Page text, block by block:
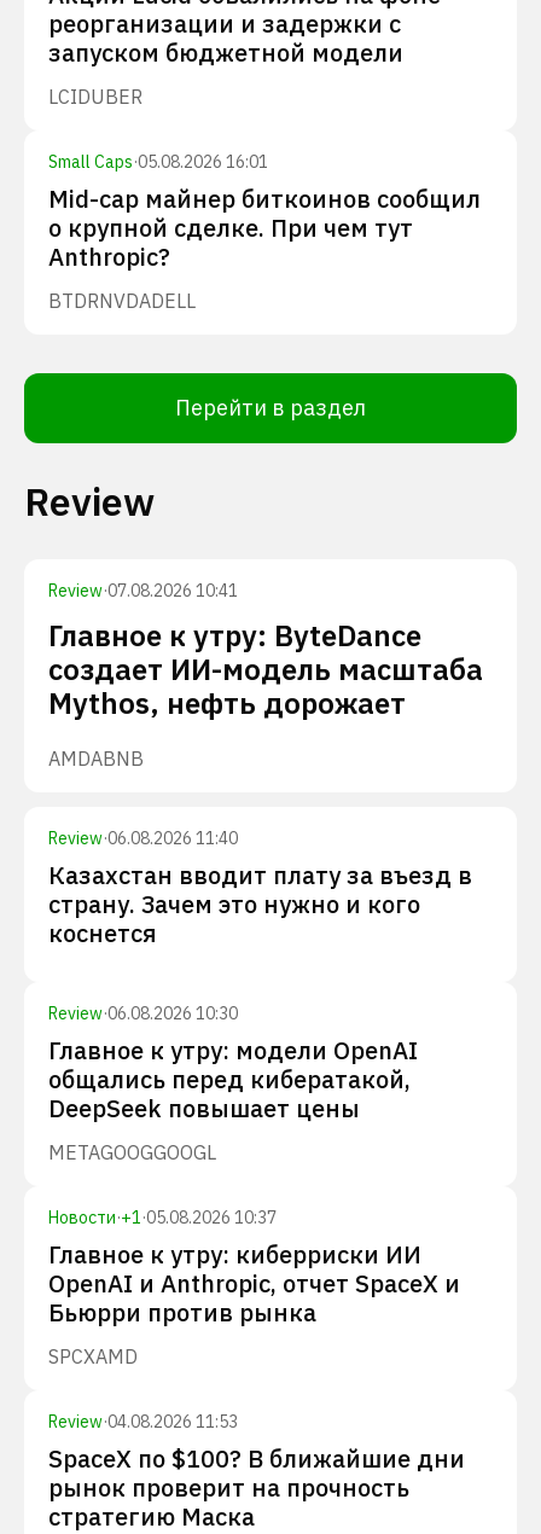
реорганизации и задержки с
запуском бюджетной модели
LCIDUBER
Small Caps·05.08.2026 16:01
Mid-cap майнер биткоинов сообщил
о крупной сделке. При чем тут
Anthropic?
BTDRNVDADELL
Перейти в раздел
Review
Review·07.08.2026 10:41
Главное к утру: ByteDance
создает ИИ-модель масштаба
Mythos, нефть дорожает
AMDABNB
Review·06.08.2026 11:40
Казахстан вводит плату за въезд в
страну. Зачем это нужно и кого
коснется
Review·06.08.2026 10:30
Главное к утру: модели OpenAI
общались перед кибератакой,
DeepSeek повышает цены
METAGOOGGOOGL
Новости·+1·05.08.2026 10:37
Главное к утру: киберриски ИИ
OpenAI и Anthropic, отчет SpaceX и
Бьюрри против рынка
SPCXAMD
Review·04.08.2026 11:53
SpaceX по $100? В ближайшие дни
рынок проверит на прочность
стратегию Маска